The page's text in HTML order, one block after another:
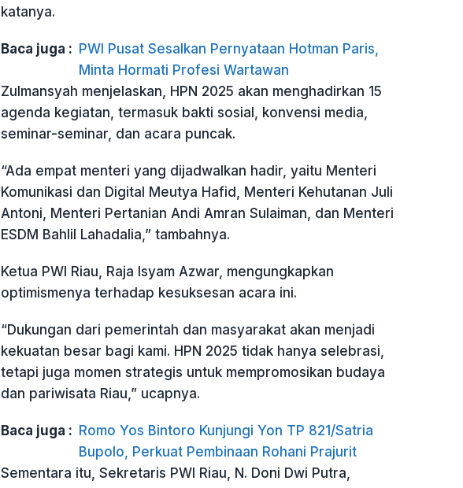
katanya.
Baca juga : PWI Pusat Sesalkan Pernyataan Hotman Paris,
Minta Hormati Profesi Wartawan
Zulmansyah menjelaskan, HPN 2025 akan menghadirkan 15
agenda kegiatan, termasuk bakti sosial, konvensi media,
seminar-seminar, dan acara puncak.
“Ada empat menteri yang dijadwalkan hadir, yaitu Menteri
Komunikasi dan Digital Meutya Hafid, Menteri Kehutanan Juli
Antoni, Menteri Pertanian Andi Amran Sulaiman, dan Menteri
ESDM Bahlil Lahadalia,” tambahnya.
Ketua PWI Riau, Raja Isyam Azwar, mengungkapkan
optimismenya terhadap kesuksesan acara ini.
“Dukungan dari pemerintah dan masyarakat akan menjadi
kekuatan besar bagi kami. HPN 2025 tidak hanya selebrasi,
tetapi juga momen strategis untuk mempromosikan budaya
dan pariwisata Riau,” ucapnya.
Baca juga : Romo Yos Bintoro Kunjungi Yon TP 821/Satria
Bupolo, Perkuat Pembinaan Rohani Prajurit
Sementara itu, Sekretaris PWI Riau, N. Doni Dwi Putra,